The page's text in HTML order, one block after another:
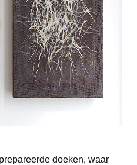
doeken, waar